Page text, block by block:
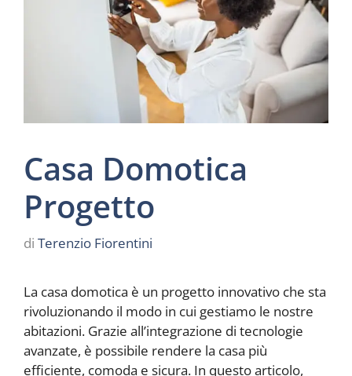
Casa Domotica
Progetto
di Terenzio Fiorentini
La casa domotica è un progetto innovativo che sta
rivoluzionando il modo in cui gestiamo le nostre
abitazioni. Grazie all’integrazione di tecnologie
avanzate, è possibile rendere la casa più
efficiente, comoda e sicura. In questo articolo,